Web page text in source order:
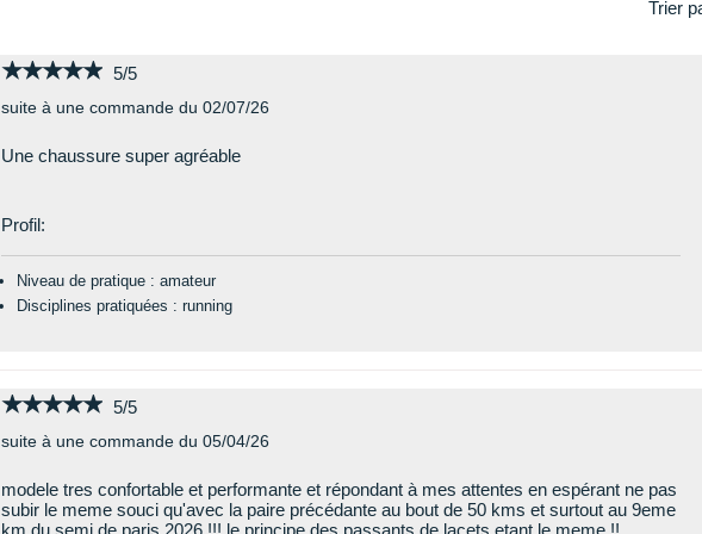
Trier
★★★★★
★★★★★ 5/5
suite à une commande du 02/07/26
Une chaussure super agréable
Profil:
Niveau de pratique : amateur
Disciplines pratiquées : running
★★★★★
★★★★★ 5/5
suite à une commande du 05/04/26
modele tres confortable et performante et répondant à mes attentes en espérant ne pas
subir le meme souci qu'avec la paire précédante au bout de 50 kms et surtout au 9eme